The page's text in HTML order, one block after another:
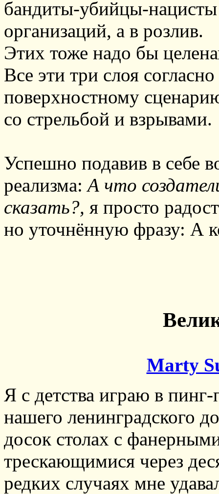
бандиты-убийцы-нацисты
организаций, а в розлив.
Этих тоже надо бы
Все эти три слоя
поверхностному
со стрельбой и взрывами.
Успешно подавив в себе
реализма:А что
сказать?, я просто
но уточнённую фразу: А
Marty
Я с детства играю в
нашего ленинградского
досок столах с
трескающимися через
редких случаях мне